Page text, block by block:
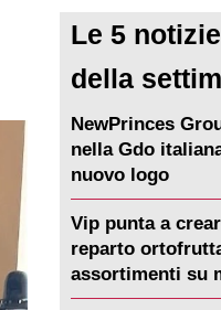
Le 5
della
NewPrinces
nella Gdo
nuovo logo
Vip punta a
reparto
assortimenti su